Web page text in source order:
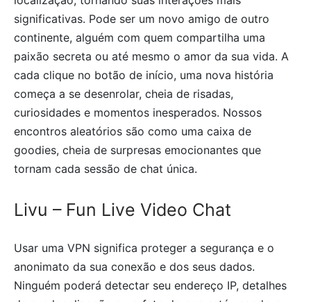
significativas. Pode ser um novo amigo de outro
continente, alguém com quem compartilha uma
paixão secreta ou até mesmo o amor da sua vida. A
cada clique no botão de início, uma nova história
começa a se desenrolar, cheia de risadas,
curiosidades e momentos inesperados. Nossos
encontros aleatórios são como uma caixa de
goodies, cheia de surpresas emocionantes que
tornam cada sessão de chat única.
Livu – Fun Live Video Chat
Usar uma VPN significa proteger a segurança e o
anonimato da sua conexão e dos seus dados.
Ninguém poderá detectar seu endereço IP, detalhes